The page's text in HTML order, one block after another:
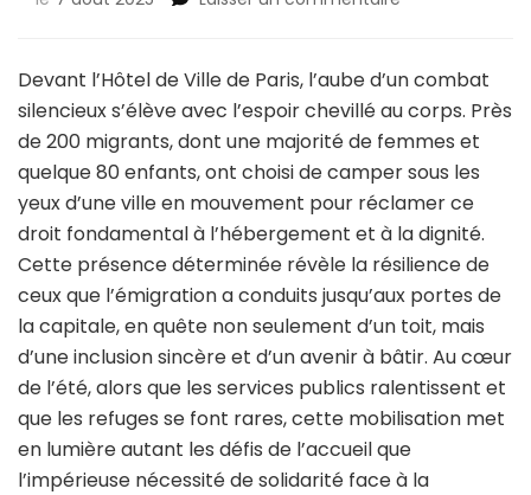
déterminés
devant
l’Hôtel
de
Ville
à
Paris
en
attendant
un
avenir
meilleur
Devant l’Hôtel de Ville de Paris, l’aube d’un combat
silencieux s’élève avec l’espoir chevillé au corps. Près
de 200 migrants, dont une majorité de femmes et
quelque 80 enfants, ont choisi de camper sous les
yeux d’une ville en mouvement pour réclamer ce
droit fondamental à l’hébergement et à la dignité.
Cette présence déterminée révèle la résilience de
ceux que l’émigration a conduits jusqu’aux portes de
la capitale, en quête non seulement d’un toit, mais
d’une inclusion sincère et d’un avenir à bâtir. Au cœur
de l’été, alors que les services publics ralentissent et
que les refuges se font rares, cette mobilisation met
en lumière autant les défis de l’accueil que
l’impérieuse nécessité de solidarité face à la